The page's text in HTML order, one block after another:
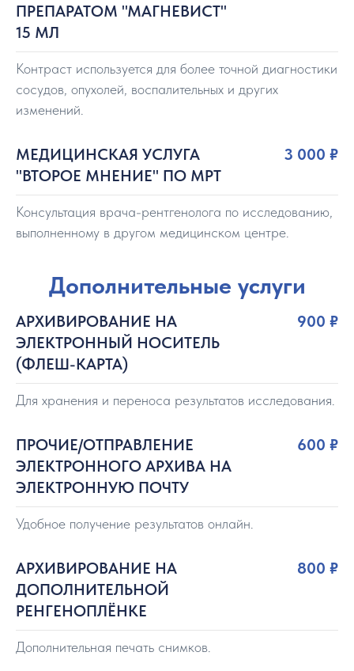
ПРЕПАРАТОМ "МАГНЕВИСТ"
15 МЛ
Контраст используется для более точной диагностики
сосудов, опухолей, воспалительных и других
изменений.
МЕДИЦИНСКАЯ УСЛУГА
"ВТОРОЕ МНЕНИЕ" ПО МРТ
3 000 ₽
Консультация врача-рентгенолога по исследованию,
выполненному в другом медицинском центре.
Дополнительные услуги
АРХИВИРОВАНИЕ НА
ЭЛЕКТРОННЫЙ НОСИТЕЛЬ
(ФЛЕШ-КАРТА)
900 ₽
Для хранения и переноса результатов исследования.
ПРОЧИЕ/ОТПРАВЛЕНИЕ
ЭЛЕКТРОННОГО АРХИВА НА
ЭЛЕКТРОННУЮ ПОЧТУ
600 ₽
Удобное получение результатов онлайн.
АРХИВИРОВАНИЕ НА
ДОПОЛНИТЕЛЬНОЙ
РЕНГЕНОПЛЁНКЕ
800 ₽
Дополнительная печать снимков.